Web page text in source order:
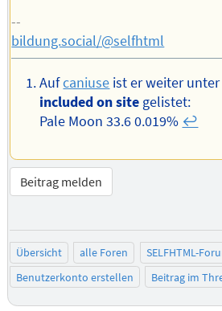
--
bildung.social/@selfhtml
Aufcaniuse ist er weiter
included on site gelistet:
Pale Moon 33.6 0.019% ↩︎
Beitrag melden
Übersicht alle Foren SELFHTML-
Benutzerkonto erstellen
Beitrag im